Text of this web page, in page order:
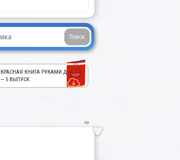
КРАСНАЯ КНИГА РУКАМИ ДЕТЕЙ!
— 5 ВЫПУСК